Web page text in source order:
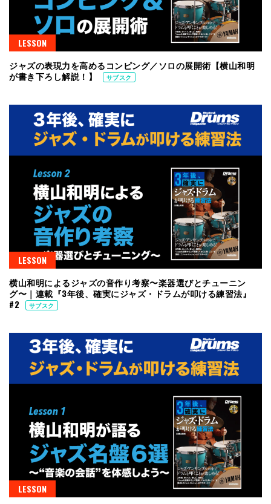
LESSON
ジャズの表現力を高めるコンピング／ソロの展開術【横山和明
が書き下ろし解説！】
サブスク
LESSON
横山和明によるジャズの音作り考察〜楽器選びとチューニン
グ〜｜連載『3年後、確実にジャズ・ドラムが叩ける練習法』
#2
サブスク
LESSON